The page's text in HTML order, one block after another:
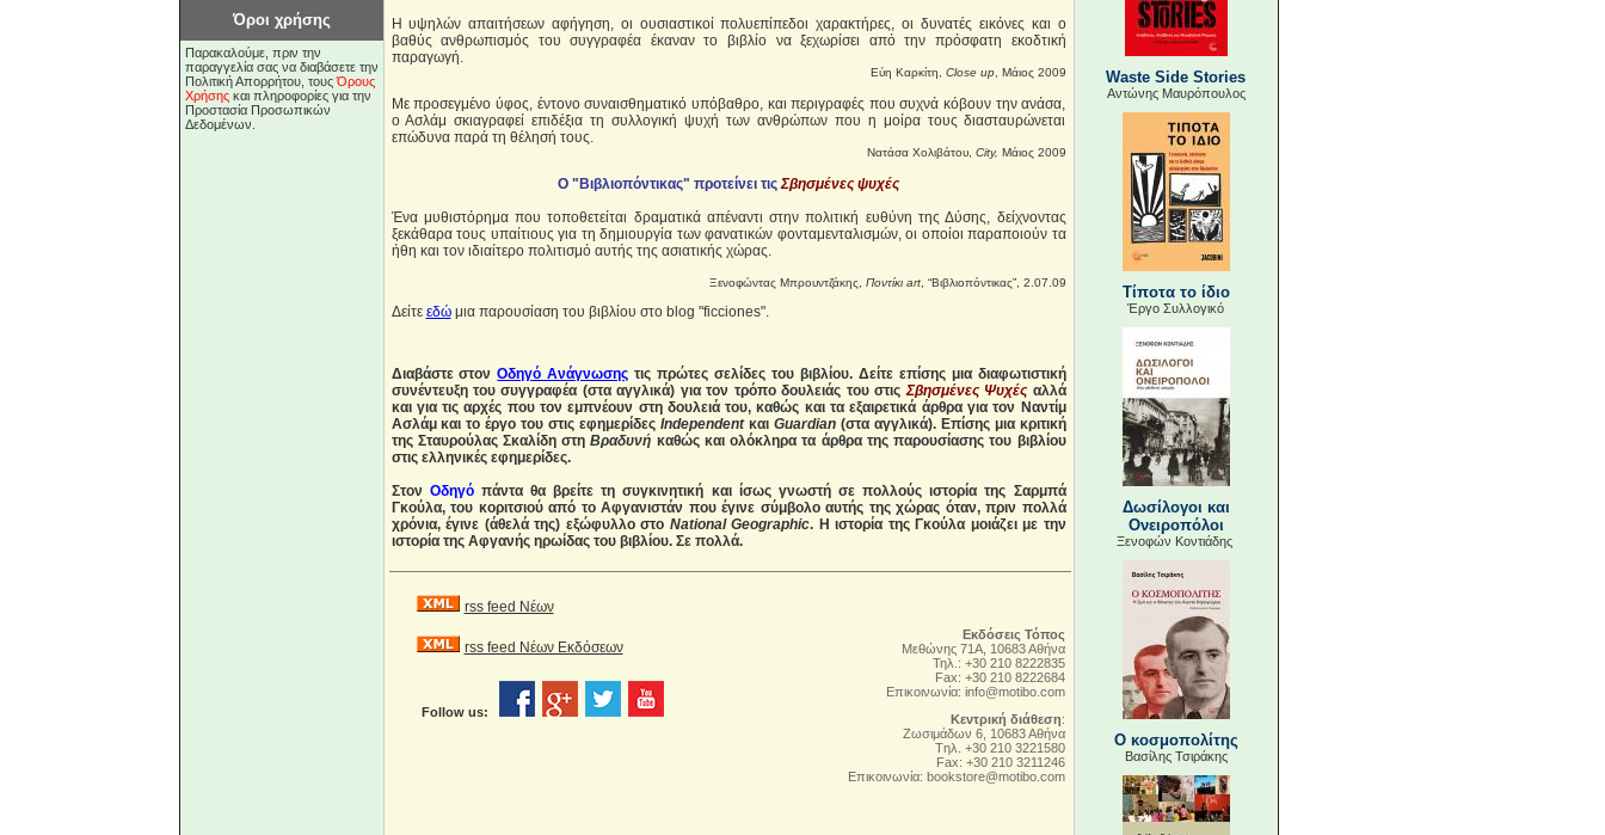
Όροι χρήσης
Παρακαλούμε, πριν την
παραγγελία σας να διαβάσετε την
Πολιτική Απορρήτου, τουςΌρους
Χρήσηςκαι πληροφορίες για την
Προστασία Προσωπικών
Δεδομένων.
H υψηλών απαιτήσεων αφήγηση, οι ουσιαστικοί πολυεπίπεδοι χαρακτήρες, οι δυνατές εικόνες και ο
βαθύς ανθρωπισμός του συγγραφέα έκαναν το βιβλίο να ξεχωρίσει από την πρόσφατη εκοδτική
παραγωγή.
Εύη Καρκίτη, Close up, Μάιος 2009
Με προσεγμένο ύφος, έντονο συναισθηματικό υπόβαθρο, και περιγραφές που συχνά κόβουν την ανάσα,
ο Ασλάμ σκιαγραφεί επιδέξια τη συλλογική ψυχή των ανθρώπων που η μοίρα τους διασταυρώνεται
επώδυνα παρά τη θέλησή τους.
Νατάσα Χολιβάτου, City, Μάιος 2009
Ο "Βιβλιοπόντικας" προτείνει τις Σβησμένες ψυχές
Ένα μυθιστόρημα που τοποθετείται δραματικά απέναντι στην πολιτική ευθύνη της Δύσης, δείχνοντας
ξεκάθαρα τους υπαίτιους για τη δημιουργία των φανατικών φονταμενταλισμών, οι οποίοι παραποιούν τα
ήθη και τον ιδιαίτερο πολιτισμό αυτής της ασιατικής χώρας.
Ξενοφώντας Μπρουντζάκης, Ποντίκι art, “Βιβλιοπόντικας”, 2.07.09
Δείτε εδώμια παρουσίαση του βιβλίου στο blog "ficciones".
Διαβάστε στονΟδηγό Ανάγνωσης τις πρώτες σελίδες του βιβλίου. Δείτε επίσης μια διαφωτιστική
συνέντευξη του συγγραφέα (στα αγγλικά) για τον τρόπο δουλειάς του στιςΣβησμένες Ψυχές αλλά
και για τις αρχές που τον εμπνέουν στη δουλειά του, καθώς και τα εξαιρετικά άρθρα για τον Ναντίμ
Ασλάμ και το έργο του στις εφημερίδες Independent και Guardian (στα αγγλικά). Επίσης μια κριτική
της Σταυρούλας Σκαλίδη στηΒραδυνή καθώς και ολόκληρα τα άρθρα της παρουσίασης του βιβλίου
στις ελληνικές εφημερίδες.
Στον Οδηγόπάντα θα βρείτε τη συγκινητική και ίσως γνωστή σε πολλούς ιστορία της Σαρμπά
Γκούλα, του κοριτσιού από το Αφγανιστάν που έγινε σύμβολο αυτής της χώρας όταν, πριν πολλά
χρόνια, έγινε (άθελά της) εξώφυλλο στο National Geographic. Η ιστορία της Γκούλα μοιάζει με την
ιστορία της Αφγανής ηρωίδας του βιβλίου. Σε πολλά.
rss feed Νέων
rss feed Νέων Εκδόσεων
Follow us:
Εκδόσεις Τόπος
Μεθώνης 71Α, 10683 Αθήνα
Τηλ.: +30 210 8222835
Fax: +30 210 8222684
Επικοινωνία: info@motibo.com
Κεντρική διάθεση:
Zωσιμάδων 6, 10683 Αθήνα
Tηλ. +30 210 3221580
Fax: +30 210 3211246
Επικοινωνία: bookstore@motibo.com
Waste Side Stories
Αντώνης Μαυρόπουλος
Τίποτα το ίδιο
Έργο Συλλογικό
Δωσίλογοι και
Ονειροπόλοι
Ξενοφών Κοντιάδης
Ο κοσμοπολίτης
Βασίλης Τσιράκης